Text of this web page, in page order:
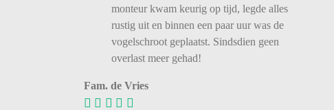
monteur kwam keurig op tijd, legde alles
rustig uit en binnen een paar uur was de
vogelschroot geplaatst. Sindsdien geen
overlast meer gehad!
Fam. de Vries